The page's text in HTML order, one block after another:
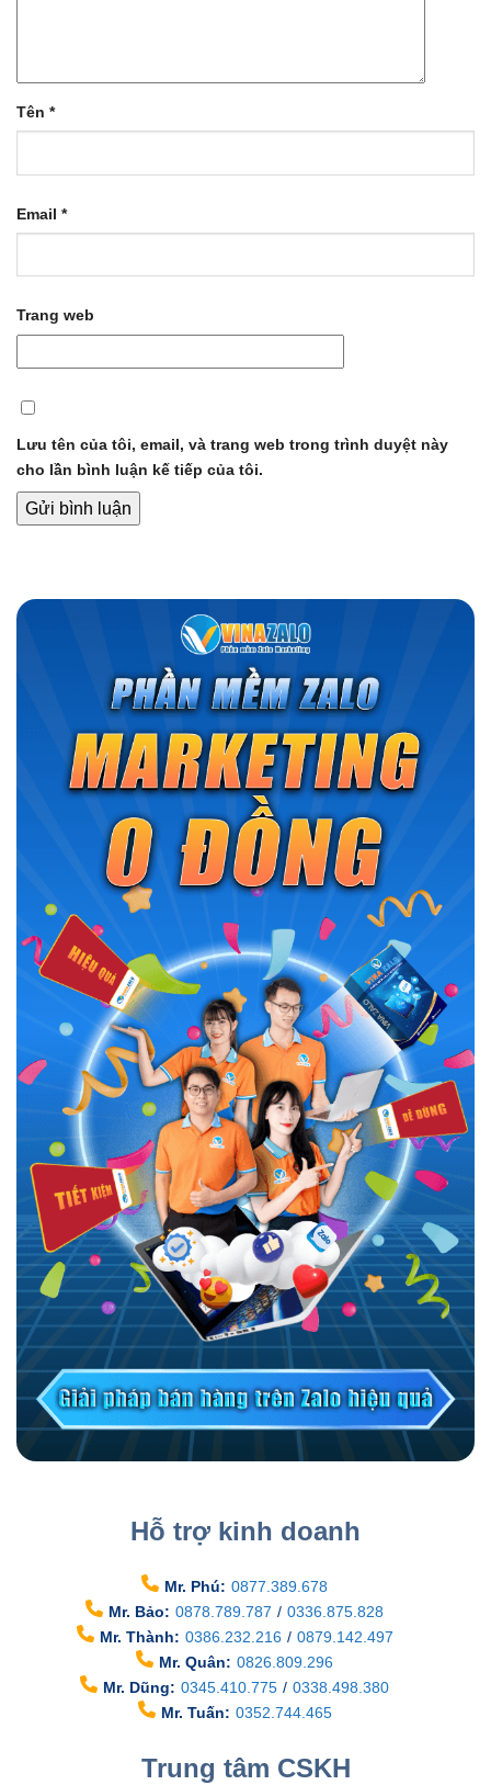
Tên *
Email *
Trang web
Lưu tên của tôi, email, và trang web trong trình duyệt này
cho lần bình luận kế tiếp của tôi.
Hỗ trợ kinh doanh
Mr. Phú: 0877.389.678
Mr. Bảo: 0878.789.787 / 0336.875.828
Mr. Thành: 0386.232.216 / 0879.142.497
Mr. Quân: 0826.809.296
Mr. Dũng: 0345.410.775 / 0338.498.380
Mr. Tuấn: 0352.744.465
Trung tâm CSKH